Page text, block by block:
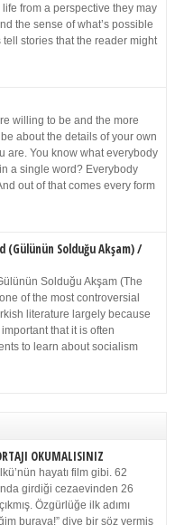
from a perspective they may
the sense of what’s possible
stories that the reader might
willing to be and the more
about the details of your own
are. You know what everybody
a single word? Everybody
out of that comes every form
(Gülünün Solduğu Akşam) /
Solduğu Akşam (The
of the most controversial
literature largely because
that it is often
to learn about socialism
OKUMALISINIZ
hayatı film gibi. 62
girdiği cezaevinden 26
Özgürlüğe ilk adımı
buraya!” diye bir söz vermiş